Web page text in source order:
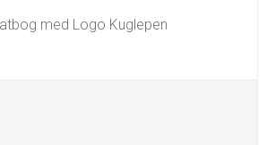
med Logo Kuglepen